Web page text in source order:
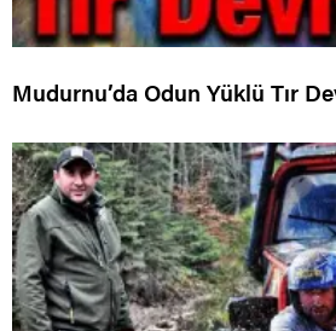
Mudurnu’da Odun Yüklü Tır